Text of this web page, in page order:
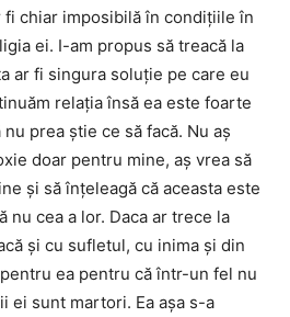
fi chiar imposibilă în condițiile în
ei. I-am propus să treacă la
ar fi singura soluție pe care eu
relația însă ea este foarte
prea știe ce să facă. Nu aș
doar pentru mine, aș vrea să
și să înțeleagă că aceasta este
nu cea a lor. Daca ar trece la
și cu sufletul, cu inima și din
ea pentru că într-un fel nu
ei sunt martori. Ea așa s-a